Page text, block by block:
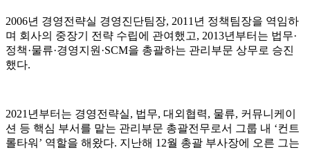
2006년 경영전략실 경영진단팀장, 2011년 정책팀장을 역임하
며 회사의 중장기 전략 수립에 관여했고, 2013년부터는 법무·
정책·물류·경영지원·SCM을 총괄하는 관리부문 상무로 승진
했다.
2021년부터는 경영전략실, 법무, 대외협력, 물류, 커뮤니케이
션 등 핵심 부서를 맡는 관리부문 총괄전무로서 그룹 내 ‘컨트
롤타워’ 역할을 해왔다. 지난해 12월 총괄 부사장에 오른 그는